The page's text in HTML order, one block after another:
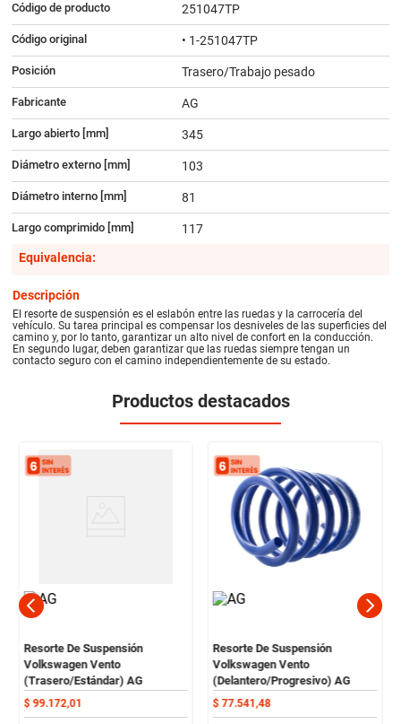
Código de producto 251047TP
Código original • 1-251047TP
Posición Trasero/Trabajo pesado
Fabricante AG
Largo abierto [mm] 345
Diámetro externo [mm] 103
Diámetro interno [mm] 81
Largo comprimido [mm]
117
Equivalencia:
Descripción
El resorte de suspensión es el eslabón entre las ruedas y la carrocería del
vehículo. Su tarea principal es compensar los desniveles de las superficies del
camino y, por lo tanto, garantizar un alto nivel de confort en la conducción.
En segundo lugar, deben garantizar que las ruedas siempre tengan un
contacto seguro con el camino independientemente de su estado.
Productos destacados
Resorte De Suspensión
Volkswagen Vento
(Trasero/Estándar) AG
$ 99.172,01
Resorte De Suspensión
Volkswagen Vento
(Delantero/Progresivo) AG
$ 77.541 ,48